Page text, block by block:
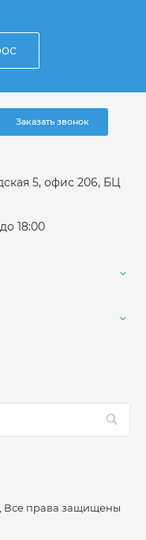
Заказать звонок
5, офис 206, БЦ
18:00
Все права защищены